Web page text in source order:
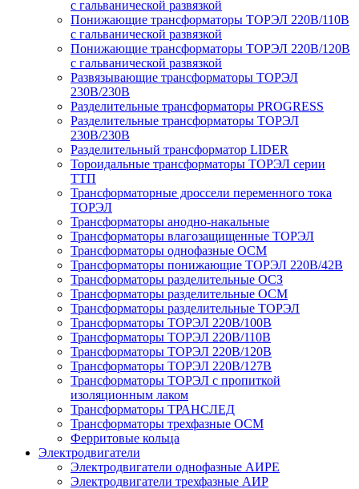
с гальванической развязкой
Понижающие трансформаторы ТОРЭЛ 220В/110В
с гальванической развязкой
Понижающие трансформаторы ТОРЭЛ 220В/120В
с гальванической развязкой
Развязывающие трансформаторы ТОРЭЛ
230В/230В
Разделительные трансформаторы PROGRESS
Разделительные трансформаторы ТОРЭЛ
230В/230В
Разделительный трансформатор LIDER
Тороидальные трансформаторы ТОРЭЛ серии
ТТП
Трансформаторные дроссели переменного тока
ТОРЭЛ
Трансформаторы анодно-накальные
Трансформаторы влагозащищенные ТОРЭЛ
Трансформаторы однофазные ОСМ
Трансформаторы понижающие ТОРЭЛ 220В/42В
Трансформаторы разделительные ОСЗ
Трансформаторы разделительные ОСМ
Трансформаторы разделительные ТОРЭЛ
Трансформаторы ТОРЭЛ 220В/100В
Трансформаторы ТОРЭЛ 220В/110В
Трансформаторы ТОРЭЛ 220В/120В
Трансформаторы ТОРЭЛ 220В/127В
Трансформаторы ТОРЭЛ с пропиткой
изоляционным лаком
Трансформаторы ТРАНСЛЕД
Трансформаторы трехфазные ОСМ
Ферритовые кольца
Электродвигатели
Электродвигатели однофазные АИРЕ
Электродвигатели трехфазные АИР